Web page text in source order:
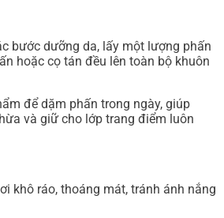
bước dưỡng da, lấy một lượng phấn
hoặc cọ tán đều lên toàn bộ khuôn
để dặm phấn trong ngày, giúp
và giữ cho lớp trang điểm luôn
khô ráo, thoáng mát, tránh ánh nắng